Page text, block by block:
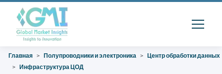
Главная Полупроводники и электроника
Центр обработки данных
Инфраструктура ЦОД